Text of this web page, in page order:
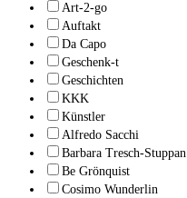
Art-2-go
Auftakt
Da Capo
Geschenk-t
Geschichten
KKK
Künstler
Alfredo Sacchi
Barbara Tresch-Stuppan
Be Grönquist
Cosimo Wunderlin